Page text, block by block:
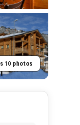
10 photos